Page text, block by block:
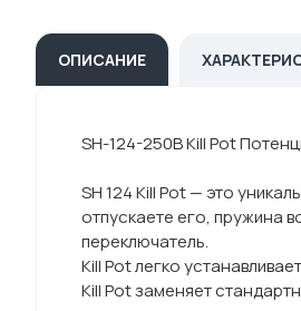
ОПИСАНИЕ
SH-124-250B Kill Pot
SH 124 Kill Pot — это
отпускаете его, пружина
переключатель.
Kill Pot легко
Kill Pot заменяет